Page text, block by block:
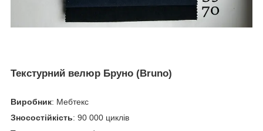
Текстурний велюр Бруно (Bruno)
Виробник: Мебтекс
Зносостійкість: 90 000 циклів